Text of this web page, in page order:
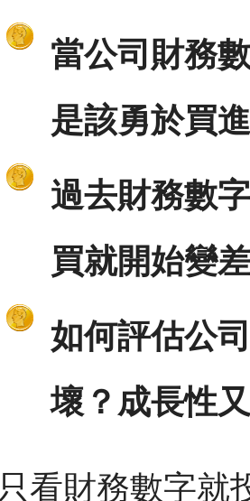
當公司財務
是該勇於買
過去財務數
買就開始變
如何評估公
壞？成長性
只看財務數字就